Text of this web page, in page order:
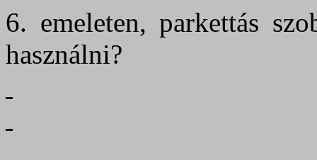
6. emeleten, parkettás
használni?